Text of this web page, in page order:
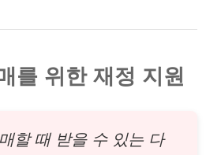
를 위한 재정 지원
할 때 받을 수 있는 다